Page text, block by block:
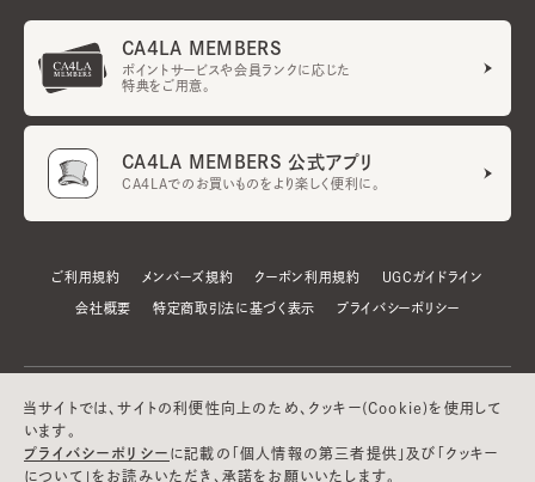
CA4LA MEMBERS
ポイントサービスや会員ランクに応じた
特典をご用意。
CA4LA MEMBERS 公式アプリ
CA4LAでのお買いものをより楽しく便利に。
ご利用規約 メンバーズ規約 クーポン利用規約 UGCガイドライン
会社概要 特定商取引法に基づく表示 プライバシーポリシー
当サイトでは、サイトの利便性向上のため、クッキー(Cookie)を使用して
います。
プライバシーポリシー に記載の「個人情報の第三者提供」及び「クッキー
について」をお読みいただき、承諾をお願いいたします。